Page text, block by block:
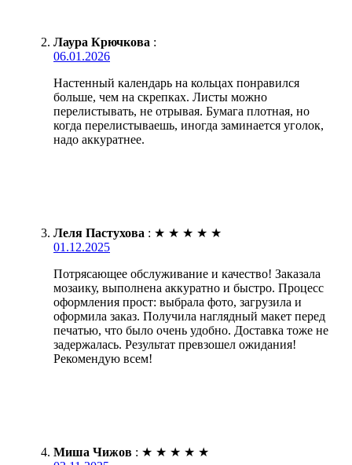
Лаура Крючкова :
06.01.2026
Настенный календарь на кольцах понравился
больше, чем на скрепках. Листы можно
перелистывать, не отрывая. Бумага плотная, но
когда перелистываешь, иногда заминается уголок,
надо аккуратнее.
Леля Пастухова : ★ ★ ★ ★ ★
01.12.2025
Потрясающее обслуживание и качество! Заказала
мозаику, выполнена аккуратно и быстро. Процесс
оформления прост: выбрала фото, загрузила и
оформила заказ. Получила наглядный макет перед
печатью, что было очень удобно. Доставка тоже не
задержалась. Результат превзошел ожидания!
Рекомендую всем!
Миша Чижов : ★ ★ ★ ★ ★